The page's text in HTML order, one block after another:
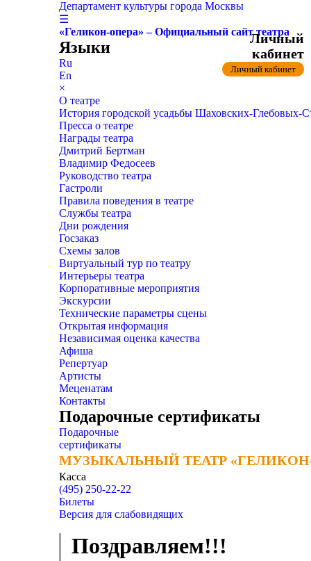
Департамент культуры города Москвы
☰
«Геликон-опера» – Официальный сайт театра
Языки
Ru
En
×
О театре
История городской усадьбы Шаховских-
Пресса о театре
Награды театра
Дмитрий Бертман
Владимир Федосеев
Руководство театра
Гастроли
Правила поведения в театре
Службы театра
Дни рождения
Госзаказ
Схемы залов
Виртуальный тур по театру
Интерьеры театра
Корпоративные мероприятия
Экскурсии
Технические параметры сцены
Открытая информация
Независимая оценка качества
Афиша
Репертуар
Артисты
Меценатам
Контакты
Подарочные сертификаты
Подарочные
сертификаты
МУЗЫКАЛЬНЫЙ ТЕАТР
МУЗЫКАЛЬНЫЙ ТЕАТР
Касса
(495) 250-22-22
Личный
кабинет
Личный кабинет
Билеты
Версия для слабовидящих
Поздравляем!!!